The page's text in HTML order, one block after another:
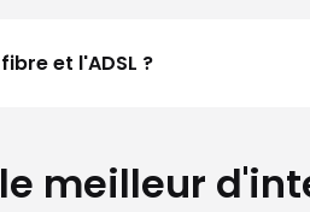
et l'ADSL ?
le meilleur